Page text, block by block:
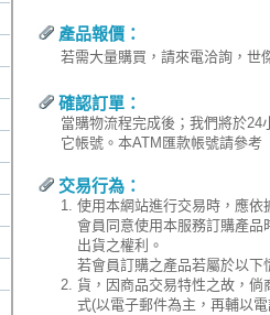
產品報價：
若需大量購買，請來電洽詢，世
確認訂單：
當購物流程完成後；我們將於
它帳號。本ATM匯款帳號請參考
交易行為：
1. 使用本網站進行交易時，應
會員同意使用本服務訂購產
出貨之權利。
2.
若會員訂購之產品若屬於以
貨，因商品交易特性之故，
式(以電子郵件為主，再輔以